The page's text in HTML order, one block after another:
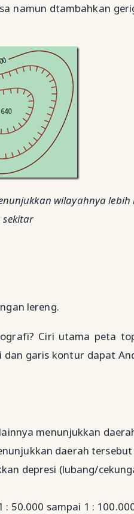
namun dtambahkan
wilayahnya
sekitar
lereng.
Ciri utama peta
garis kontur dapat
menunjukkan
daerah tersebut
depresi (lubang/
50.000 sampai 1 :